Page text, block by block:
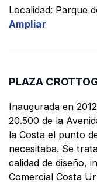
Localidad: Parque
Ampliar
PLAZA
Inaugurada en
20.500 de la
la Costa el punto
necesitaba. Se
calidad de diseño,
Comercial Costa